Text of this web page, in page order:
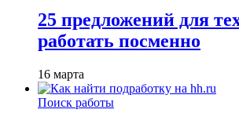
25 предложений для
работать посменно
16 марта
Поиск работы